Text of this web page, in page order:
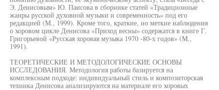
Э. Денисовым» Ю. Паисова в сборнике статей «Традиционные
жанры русской духовной музыки и современность» под его
редакцией (М., 1999). Кроме того, краткие, но меткие наблюдения
о хоровом цикле Денисова «Приход весны» содержатся в книге Г.
Григорьевой «Русская хоровая музыка 1970 -80-х годов» (М.,
1991).
ТЕОРЕТИЧЕСКИЕ И МЕТОДОЛОГИЧЕСКИЕ ОСНОВЫ
ИССЛЕДОВАНИЯ. Методология работы базируется на
комплексным подходе: индивидуальный стиль и композиторская
техника Денисова анализируются на материале его хоровых